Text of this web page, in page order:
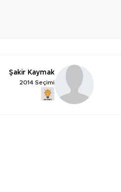
Şakir Kaymak
2014 Seçimi